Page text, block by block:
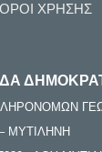
ΟΡΟΙ ΧΡΗΣΗΣ
ΜΥΤΙΛΗΝΗ